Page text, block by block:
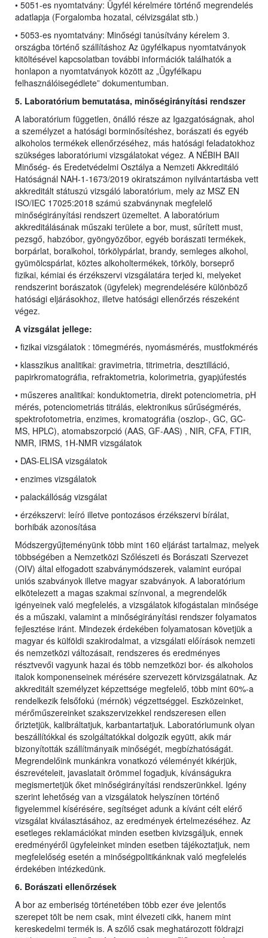
• 5051-es nyomtatvány: Ügyfél kérelmére történő megrendelés
adatlapja (Forgalomba hozatal, célvizsgálat stb.)
• 5053-es nyomtatvány: Minőségi tanúsítvány kérelem 3.
országba történő szállításhoz Az ügyfélkapus nyomtatványok
kitöltésével kapcsolatban további információk találhatók a
honlapon a nyomtatványok között az „Ügyfélkapu
felhasználóisegédlete” dokumentumban.
5. Laboratórium bemutatása, minőségirányítási rendszer
A laboratórium független, önálló része az Igazgatóságnak, ahol
a személyzet a hatósági borminősítéshez, borászati és egyéb
alkoholos termékek ellenőrzéséhez, más hatósági feladatokhoz
szükséges laboratóriumi vizsgálatokat végez. A NÉBIH BAII
Minőség- és Eredetvédelmi Osztálya a Nemzeti Akkreditáló
Hatóságnál NAH-1-1673/2019 okiratszámon nyilvántartásba vett
akkreditált státuszú vizsgáló laboratórium, mely az MSZ EN
ISO/IEC 17025:2018 számú szabványnak megfelelő
minőségirányítási rendszert üzemeltet. A laboratórium
akkreditálásának műszaki területe a bor, must, sűrített must,
pezsgő, habzóbor, gyöngyözőbor, egyéb borászati termékek,
borpárlat, boralkohol, törkölypárlat, brandy, semleges alkohol,
gyümölcspárlat, köztes alkoholtermékek, törköly, borseprő
fizikai, kémiai és érzékszervi vizsgálatára terjed ki, melyeket
rendszerint borászatok (ügyfelek) megrendelésére különböző
hatósági eljárásokhoz, illetve hatósági ellenőrzés részeként
végez.
A vizsgálat jellege:
• fizikai vizsgálatok : tömegmérés, nyomásmérés, mustfokmérés
• klasszikus analitikai: gravimetria, titrimetria, desztilláció,
papirkromatográfia, refraktometria, kolorimetria, gyapjúfestés
• műszeres analitikai: konduktometria, direkt potenciometria, pH
mérés, potenciometriás titrálás, elektronikus sűrűségmérés,
spektrofotometria, enzimes, kromatográfia (oszlop-, GC, GC-
MS, HPLC), atomabszorpció (AAS, GF-AAS) , NIR, CFA, FTIR,
NMR, IRMS, 1H-NMR vizsgálatok
• DAS-ELISA vizsgálatok
• enzimes vizsgálatok
• palackállóság vizsgálat
• érzékszervi: leíró illetve pontozásos érzékszervi bírálat,
borhibák azonosítása
Módszergyűjteményünk több mint 160 eljárást tartalmaz, melyek
többségében a Nemzetközi Szőlészeti és Borászati Szervezet
(OIV) által elfogadott szabványmódszerek, valamint európai
uniós szabványok illetve magyar szabványok. A laboratórium
elkötelezett a magas szakmai színvonal, a megrendelők
igényeinek való megfelelés, a vizsgálatok kifogástalan minősége
és a műszaki, valamint a minőségirányítási rendszer folyamatos
fejlesztése iránt. Mindezek érdekében folyamatosan követjük a
magyar és külföldi szakirodalmat, a vizsgálati előírások nemzeti
és nemzetközi változásait, rendszeres és eredményes
résztvevői vagyunk hazai és több nemzetközi bor- és alkoholos
italok komponenseinek mérésére szervezett körvizsgálatnak. Az
akkreditált személyzet képzettsége megfelelő, több mint 60%-a
rendelkezik felsőfokú (mérnök) végzettséggel. Eszközeinket,
mérőműszereinket szakszervizekkel rendszeresen ellen
őriztetjük, kalibráltatjuk, karbantartatjuk. Laboratóriumunk olyan
beszállítókkal és szolgáltatókkal dolgozik együtt, akik már
bizonyították szállítmányaik minőségét, megbízhatóságát.
Megrendelőink munkánkra vonatkozó véleményét kikérjük,
észrevételeit, javaslatait örömmel fogadjuk, kívánságukra
megismertetjük őket minőségirányítási rendszerünkkel. Igény
szerint lehetőség van a vizsgálatok helyszínen történő
figyelemmel kísérésére, segítséget adunk a kívánt célt elérő
vizsgálat kiválasztásához, az eredmények értelmezéséhez. Az
esetleges reklamációkat minden esetben kivizsgáljuk, ennek
eredményéről ügyfeleinket minden esetben tájékoztatjuk, nem
megfelelőség esetén a minőségpolitikánknak való megfelelés
érdekében intézkedünk.
6. Borászati ellenőrzések
A bor az emberiség történetében több ezer éve jelentős
szerepet tölt be nem csak, mint élvezeti cikk, hanem mint
kereskedelmi termék is. A szőlő csak meghatározott földrajzi